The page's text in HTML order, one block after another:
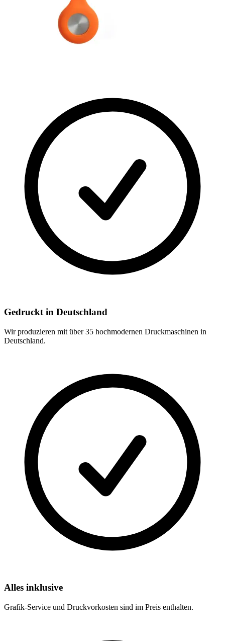
Gedruckt in Deutschland
Wir produzieren mit über 35 hochmodernen Druckmaschinen in
Deutschland.
Alles inklusive
Grafik-Service und Druckvorkosten sind im Preis enthalten.